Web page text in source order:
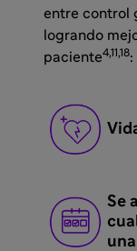
entre control
logrando
paciente4,11,18:
Se